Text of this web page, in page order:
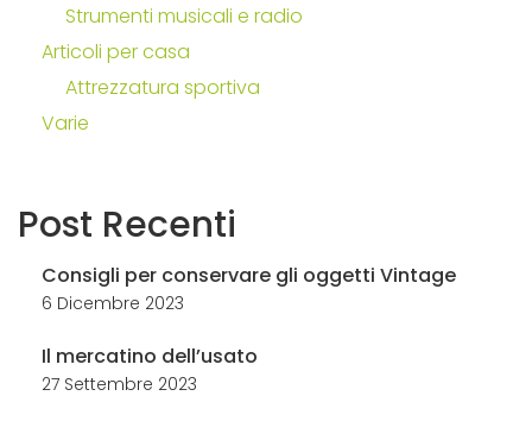
Strumenti musicali e radio
Articoli per casa
Attrezzatura sportiva
Varie
Post Recenti
Consigli per conservare gli oggetti Vintage
6 Dicembre 2023
Il mercatino dell’usato
27 Settembre 2023